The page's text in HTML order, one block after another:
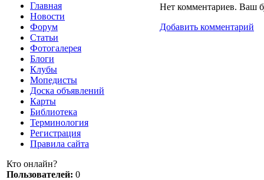
Главная
Новости
Форум
Статьи
Фотогалерея
Блоги
Клубы
Мопедисты
Доска объявлений
Карты
Библиотека
Терминология
Регистрация
Правила сайта
Кто онлайн?
Пользователей: 0
Нет комментариев. Ваш
Добавить комментарий